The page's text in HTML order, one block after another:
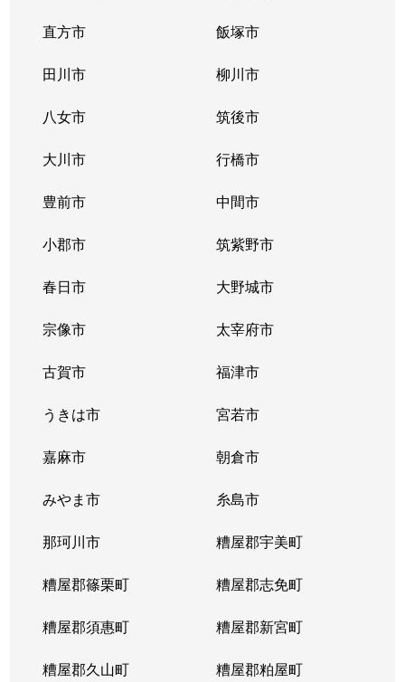
直方市 飯塚市
田川市 柳川市
八女市 筑後市
大川市 行橋市
豊前市 中間市
小郡市 筑紫野市
春日市 大野城市
宗像市 太宰府市
古賀市 福津市
うきは市 宮若市
嘉麻市 朝倉市
みやま市 糸島市
那珂川市 糟屋郡宇美町
糟屋郡篠栗町 糟屋郡志免町
糟屋郡須惠町 糟屋郡新宮町
糟屋郡久山町 糟屋郡粕屋町